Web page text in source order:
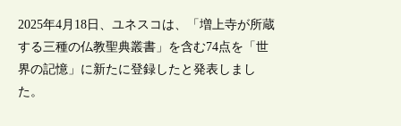
2025年4月18日、ユネスコは、「増上寺が所蔵
する三種の仏教聖典叢書」を含む74点を「世
界の記憶」に新たに登録したと発表しまし
た。